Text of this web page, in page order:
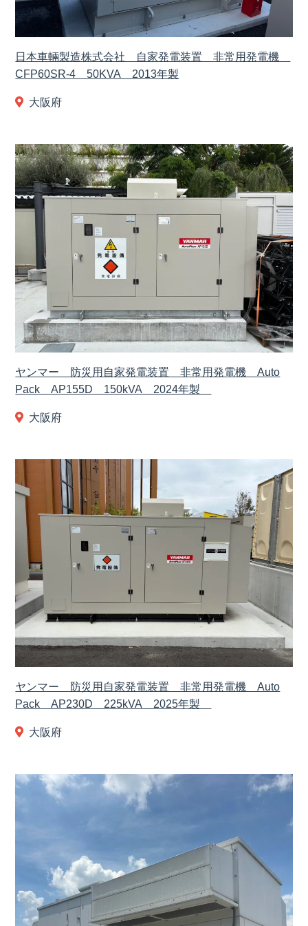
日本車輛製造株式会社 自家発電装置 非常用発電機
CFP60SR-4 50KVA 2013年製
大阪府
ヤンマー 防災用自家発電装置 非常用発電機 Auto
Pack AP155D 150kVA 2024年製
大阪府
ヤンマー 防災用自家発電装置 非常用発電機 Auto
Pack AP230D 225kVA 2025年製
大阪府